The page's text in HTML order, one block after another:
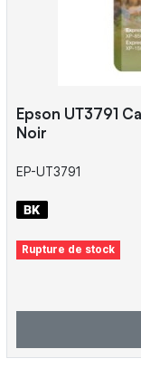
Epson UT3791
Noir
EP-UT3791
Rupture de stock